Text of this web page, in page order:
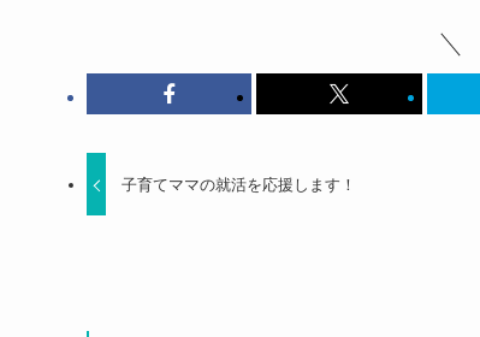
子育てママの就活を応援します！